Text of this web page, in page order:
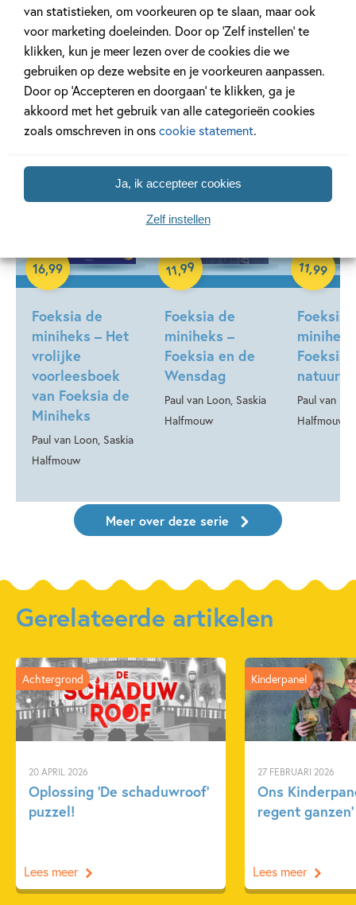
van statistieken, om voorkeuren op te slaan, maar ook
voor marketing doeleinden. Door op ‘Zelf instellen’ te
klikken, kun je meer lezen over de cookies die we
gebruiken op deze website en je voorkeuren aanpassen.
Door op ‘Accepteren en doorgaan’ te klikken, ga je
akkoord met het gebruik van alle categorieën cookies
zoals omschreven in onscookie statement.
Ja, ik accepteer cookies
Zelf instellen
Andere boeken uit de serie 'Foeksia
de miniheks'
Foeksia de
miniheks – Het
vrolijke
voorleesboek
van Foeksia de
Miniheks
Paul van Loon, Saskia
Halfmouw
16,99
Foeksia de
miniheks –
Foeksia en de
Wensdag
Paul van Loon, Saskia
Halfmouw
11,99
Hardcover
Foeksia
Foeksia
natuur
Paul van
Halfmouw
11,99
Hardcover
Meer over deze serie
Gerelateerde artikelen
20 APRIL 2026
Oplossing ‘De schaduwroof’
puzzel!
Achtergrond
Lees meer
27 FEBRUARI 2026
Ons
regent ganzen’
Kinderpanel
Lees meer